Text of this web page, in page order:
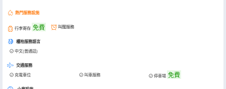
熱門服務設施
行李寄存 免費 叫醒服務
櫃枱服務語言
中文(普通話)
交通服務
充電車位 叫車服務 停車場 免費